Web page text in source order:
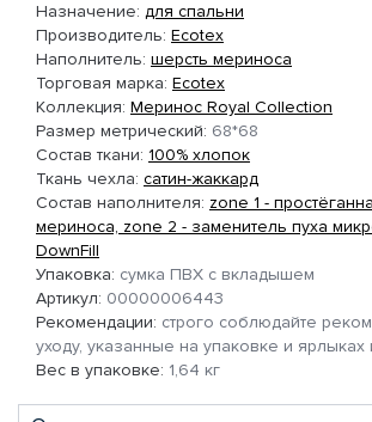
Назначение: для спальни
Производитель: Ecotex
Наполнитель: шерсть мериноса
Торговая марка: Ecotex
Коллекция: Меринос Royal Collection
Размер метрический: 68*68
Состав ткани: 100% хлопок
Ткань чехла: сатин-жаккард
Состав наполнителя: zone 1 -
мериноса, zone 2 - заменитель пуха
DownFill
Упаковка: сумка ПВХ с вкладышем
Артикул: 00000006443
Рекомендации: строго соблюдайте
уходу, указанные на упаковке и ярлыках
Вес в упаковке: 1,64 кг